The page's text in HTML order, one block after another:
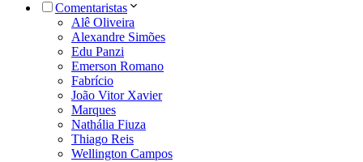
Comentaristas
Alê Oliveira
Alexandre Simões
Edu Panzi
Emerson Romano
Fabrício
João Vitor Xavier
Marques
Nathália Fiuza
Thiago Reis
Wellington Campos